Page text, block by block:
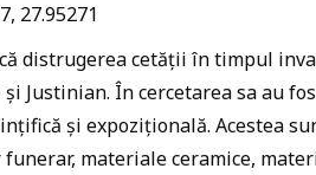
27.95271
distrugerea cetății în timpul
Justinian. În cercetarea sa au
și expozițională. Acestea
materiale ceramice,